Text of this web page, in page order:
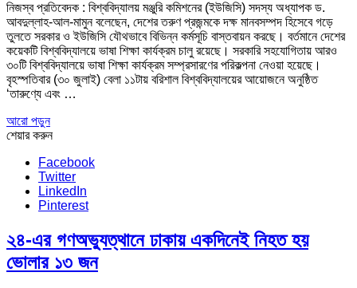
নিজস্ব প্রতিবেদক : বিশ্ববিদ্যালয় মঞ্জুরি কমিশনের (ইউজিসি) সদস্য অধ্যাপক ড.
আবদুল্লাহ-আল-মামুন বলেছেন, দেশের তরুণ প্রজন্মকে দক্ষ মানবসম্পদ হিসেবে গড়ে
তুলতে সরকার ও ইউজিসি যৌথভাবে বিভিন্ন কর্মসূচি বাস্তবায়ন করছে। বর্তমানে দেশের
কয়েকটি বিশ্ববিদ্যালয়ে ভাষা শিক্ষা কার্যক্রম চালু রয়েছে। সরকারি সহযোগিতায় আরও
৩০টি বিশ্ববিদ্যালয়ে ভাষা শিক্ষা কার্যক্রম সম্প্রসারণের পরিকল্পনা নেওয়া হয়েছে।
বৃহস্পতিবার (৩০ জুলাই) বেলা ১১টায় বরিশাল বিশ্ববিদ্যালয়ের আয়োজনে অনুষ্ঠিত
‘তারুণ্যে এবং …
আরো পড়ুন
শেয়ার করুন
Facebook
Twitter
LinkedIn
Pinterest
২৪-এর গণঅভ্যুত্থানে ঢাকায় একদিনেই নিহত হয়
ভোলার ১৩ জন